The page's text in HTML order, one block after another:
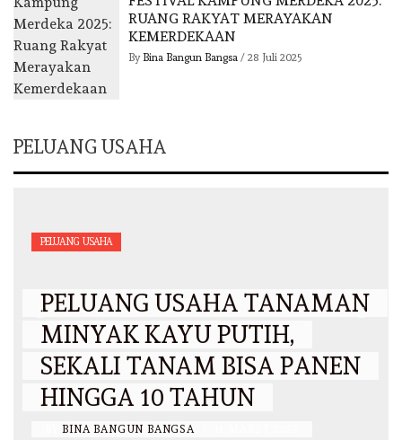
RUANG RAKYAT MERAYAKAN
KEMERDEKAAN
By Bina Bangun Bangsa / 28 Juli 2025
PELUANG USAHA
PELUANG USAHA
PELUANG USAHA TANAMAN
MINYAK KAYU PUTIH,
SEKALI TANAM BISA PANEN
HINGGA 10 TAHUN
BINA BANGUN BANGSA